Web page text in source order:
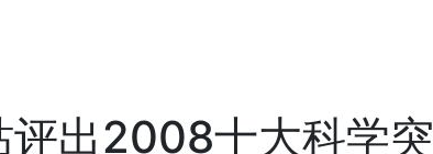
出2008十大科学